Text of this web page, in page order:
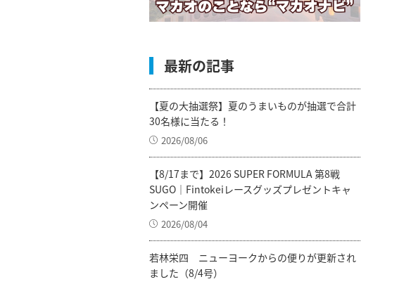
最新の記事
【夏の大抽選祭】夏のうまいものが抽選で合計
30名様に当たる！
2026/08/06
【8/17まで】2026 SUPER FORMULA 第8戦
SUGO｜Fintokeiレースグッズプレゼントキャ
ンペーン開催
2026/08/04
若林栄四 ニューヨークからの便りが更新され
ました（8/4号）